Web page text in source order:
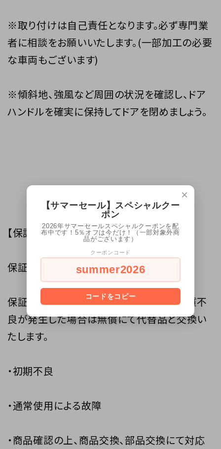
※取り付けは自己責任となります。必ず専門業
者に相談をお願いいたします。(一部加工の必要
な車両もございます)
※傾斜地、強風など周囲の状況を確認し、ドア
ハンドルを確実に保持してドアを閉めましょう。
【保証について】
保証期間は、ご購入日より6ヵ月となります。
保証期間内に当社の商品の原因による品質不
良が発生した場合は無償にて代替品と交換い
たします。
・初期不良
・通常使用による故障
・商品確認の上、商品交換、部品交換にて対応
×
【サマーセール】スペシャルクー
ポン
2026年サマーセールスペシャルクーポンを配
布中です！5％オフは今だけ！（一部対象外商
品がございます）
クーポンコード
summer2026
コードをコピー